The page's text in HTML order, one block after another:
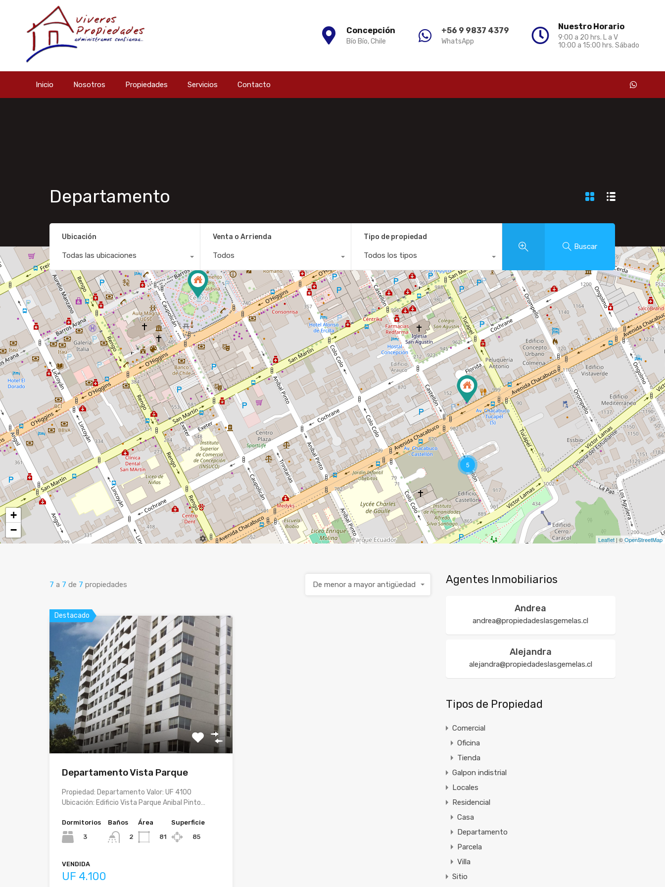
Concepción
Bío Bío, Chile
+56 9 9837 4379
WhatsApp
Nuestro Horario
9:00 a 20 hrs. L a V
10:00 a 15:00 hrs. Sábado
Inicio Nosotros Propiedades Servicios Contacto
Departamento
Ubicación
Todas las ubicaciones
Venta o Arrienda
Todos
Tipo de propiedad
Todos los tipos
Buscar
5
+
−
Leaflet | ©OpenStreetMap
7 a 7 de 7 propiedades De menor a mayor antigüedad
Destacado
Departamento Vista Parque
Propiedad: Departamento Valor: UF 4100
Ubicación: Edificio Vista Parque Anibal Pinto…
Dormitorios
3
Baños
2
Área
81
Superficie
85
VENDIDA
UF 4.100
Agentes Inmobiliarios
Andrea
andrea@propiedadeslasgemelas.cl
Alejandra
alejandra@propiedadeslasgemelas.cl
Tipos de Propiedad
Comercial
Oficina
Tienda
Galpon indistrial
Locales
Residencial
Casa
Departamento
Parcela
Villa
Sitio